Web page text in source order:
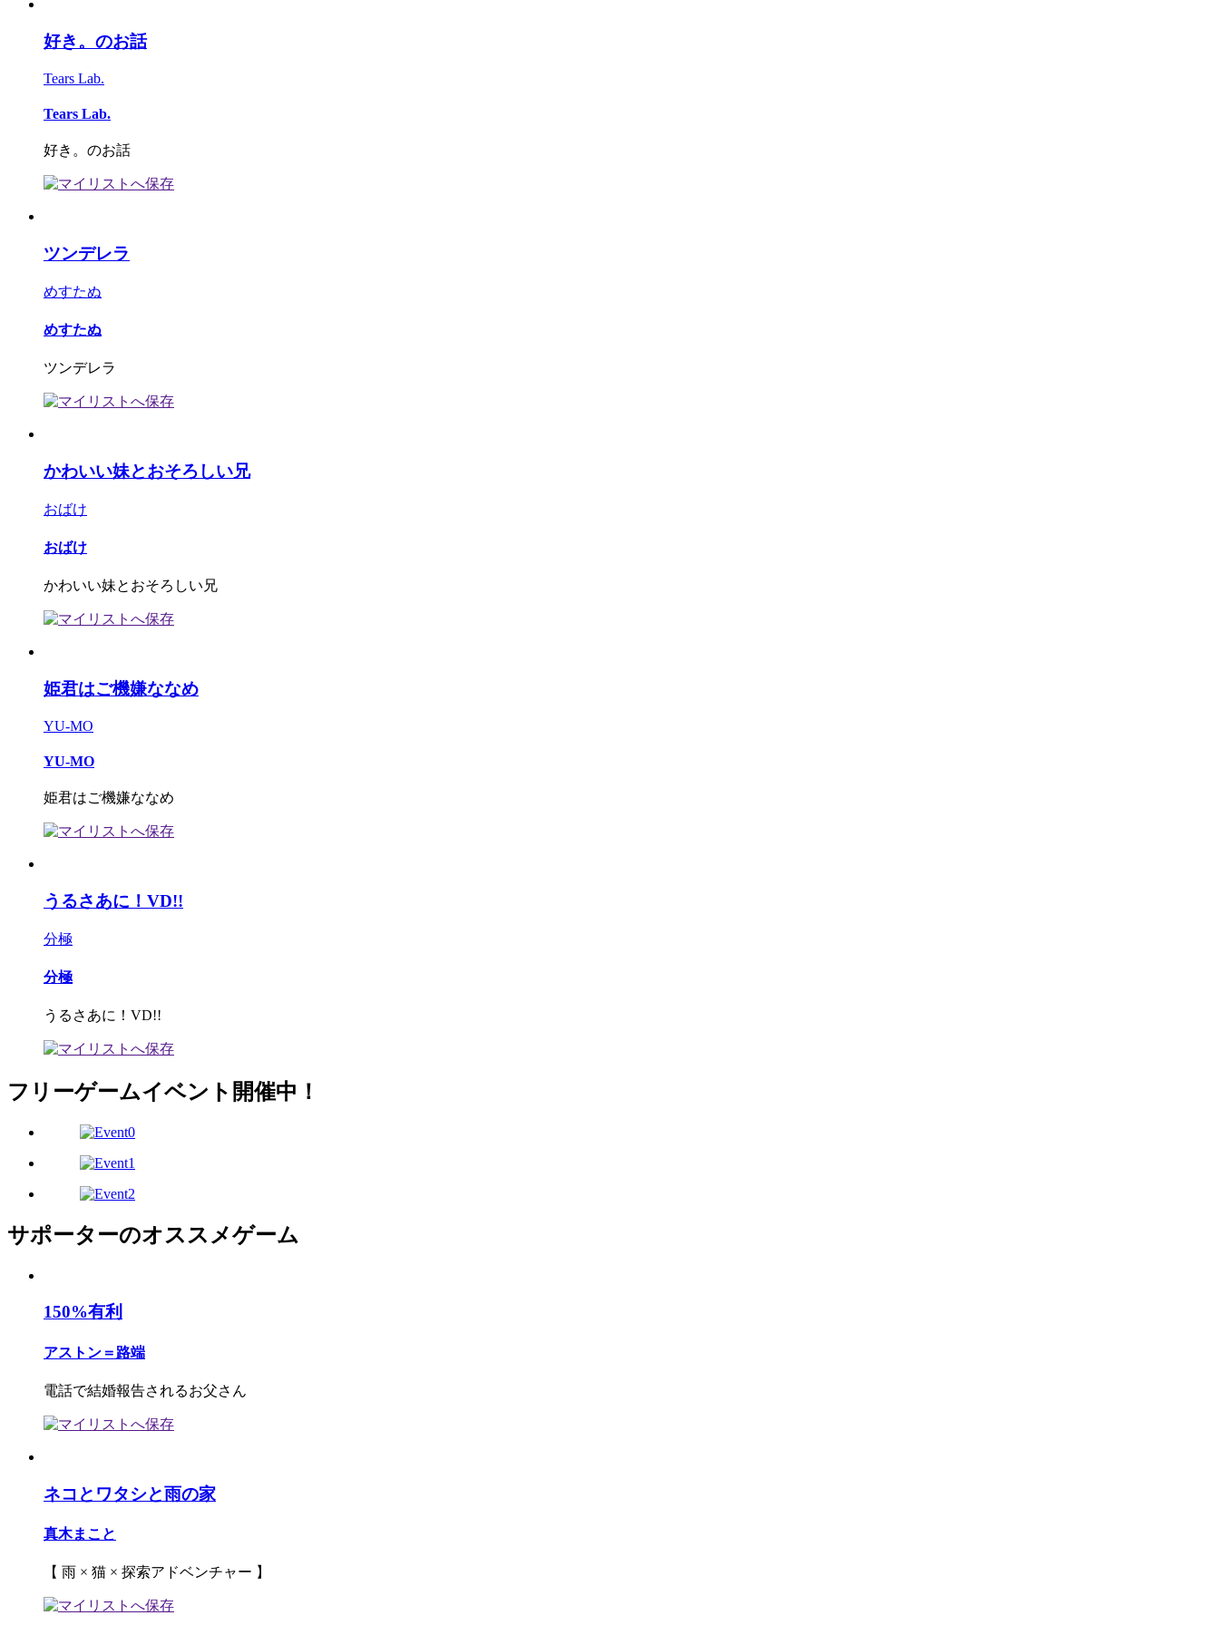
好き。のお話
Tears Lab.
Tears Lab.
好き。のお話
ツンデレラ
めすたぬ
めすたぬ
ツンデレラ
かわいい妹とおそろしい兄
おばけ
おばけ
かわいい妹とおそろしい兄
姫君はご機嫌ななめ
YU-MO
YU-MO
姫君はご機嫌ななめ
うるさあに！VD!!
分極
分極
うるさあに！VD!!
フリーゲームイベント開催中！
サポーターのオススメゲーム
150%有利
アストン＝路端
電話で結婚報告されるお父さん
ネコとワタシと雨の家
真木まこと
【 雨 × 猫 × 探索アドベンチャー 】